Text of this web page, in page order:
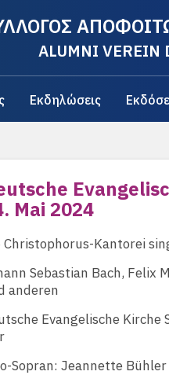
ALUMNI VEREIN
Εκδηλώσεις
Mai 2024
Christophorus-Kantorei
Sebastian Bach, Felix
anderen
Evangelische
Sopran: Jeannette Bühler